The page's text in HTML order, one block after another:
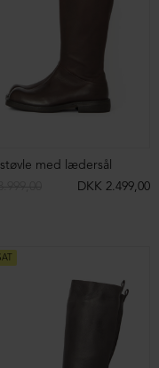
med lædersål
DKK 2.499,00